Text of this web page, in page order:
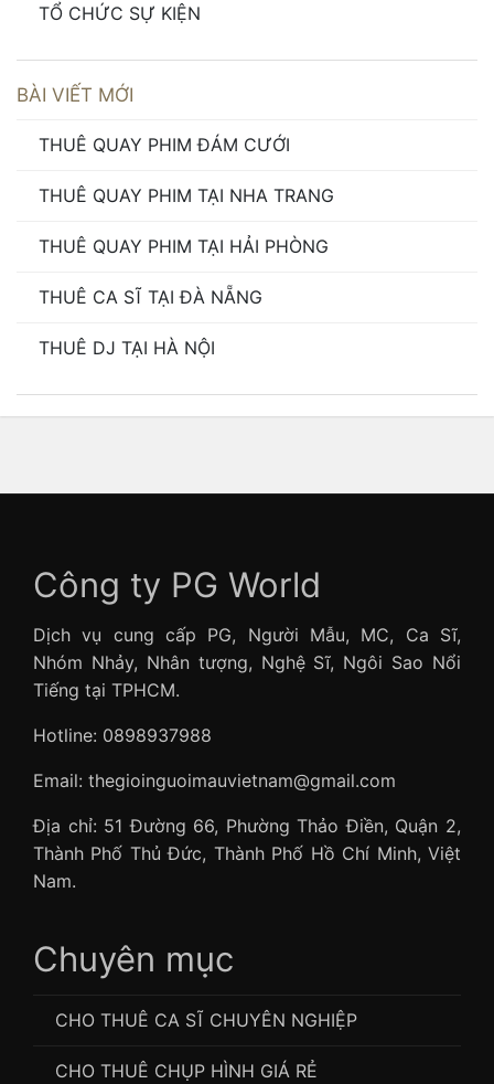
TỔ CHỨC SỰ KIỆN
BÀI VIẾT MỚI
THUÊ QUAY PHIM ĐÁM CƯỚI
THUÊ QUAY PHIM TẠI NHA TRANG
THUÊ QUAY PHIM TẠI HẢI PHÒNG
THUÊ CA SĨ TẠI ĐÀ NẴNG
THUÊ DJ TẠI HÀ NỘI
Công ty PG World
Dịch vụ cung cấp PG, Người Mẫu, MC, Ca Sĩ,
Nhóm Nhảy, Nhân tượng, Nghệ Sĩ, Ngôi Sao Nổi
Tiếng tại TPHCM.
Hotline: 0898937988
Email: thegioinguoimauvietnam@gmail.com
Địa chỉ: 51 Đường 66, Phường Thảo Điền, Quận 2,
Thành Phố Thủ Đức, Thành Phố Hồ Chí Minh, Việt
Nam.
Chuyên mục
CHO THUÊ CA SĨ CHUYÊN NGHIỆP
CHO THUÊ CHỤP HÌNH GIÁ RẺ